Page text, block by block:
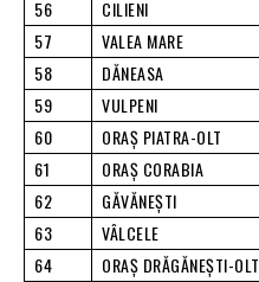
56
CILIENI
57
VALEA MARE
58
DĂNEASA
59
VULPENI
60
ORAŞ PIATRA-OLT
61
ORAŞ CORABIA
62
GĂVĂNEŞTI
63
VÂLCELE
64
ORAŞ DRĂGĂNEŞTI-OLT